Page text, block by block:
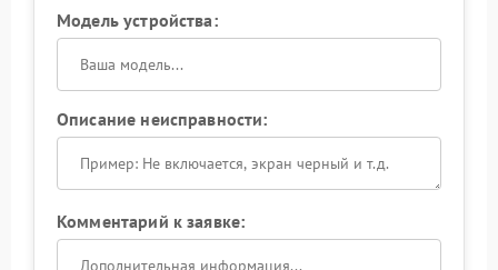
Модель устройства:
Описание неисправности:
Комментарий к заявке: